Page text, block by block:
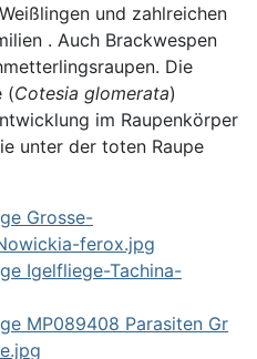
und zahlreichen
. Auch Brackwespen
Die
(Cotesia glomerata)
im Raupenkörper
unter der toten Raupe